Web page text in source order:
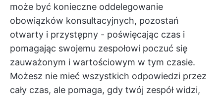
może być konieczne oddelegowanie
obowiązków konsultacyjnych, pozostań
otwarty i przystępny - poświęcając czas i
pomagając swojemu zespołowi poczuć się
zauważonym i wartościowym w tym czasie.
Możesz nie mieć wszystkich odpowiedzi przez
cały czas, ale pomaga, gdy twój zespół widzi,